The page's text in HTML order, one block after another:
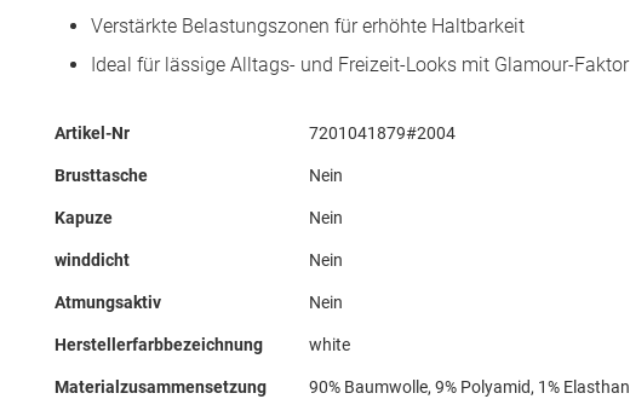
Verstärkte Belastungszonen für erhöhte Haltbarkeit
Ideal für lässige Alltags- und Freizeit-Looks mit Glamour-Faktor
Mehr
Artikel-Nr 7201041879#2004
Brusttasche Nein
Kapuze Nein
winddicht Nein
Atmungsaktiv Nein
Herstellerfarbbezeichnung white
Materialzusammensetzung 90% Baumwolle, 9% Polyamid, 1% Elasthan